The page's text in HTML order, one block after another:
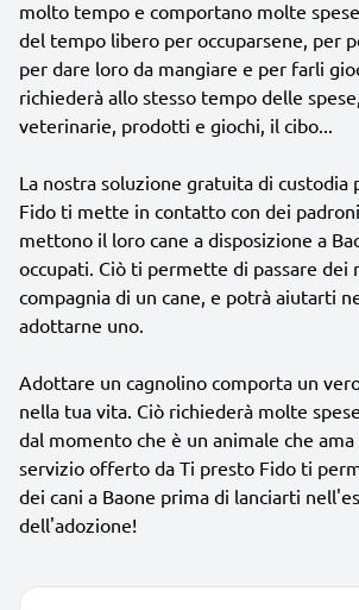
molto tempo e comportano molte
del tempo libero per occuparsene, per
per dare loro da mangiare e per farli
richiederà allo stesso tempo delle
veterinarie, prodotti e giochi, il cibo...
La nostra soluzione gratuita di custodia
Fido ti mette in contatto con dei
mettono il loro cane a disposizione a
occupati. Ciò ti permette di passare dei
compagnia di un cane, e potrà aiutarti
adottarne uno.
Adottare un cagnolino comporta un
nella tua vita. Ciò richiederà molte
dal momento che è un animale che ama
servizio offerto da Ti presto Fido ti
dei cani a Baone prima di lanciarti
dell'adozione!